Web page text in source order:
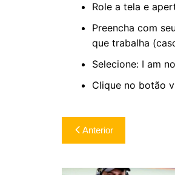
Role a tela e
Preencha com
que trabalha
Selecione: I am
Clique no botão
Navegação
de
Anterior